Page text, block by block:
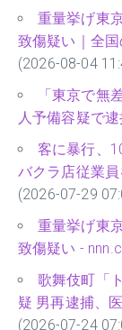
重量挙げ東
致傷疑い｜全
(2026-08-04
「東京で無
人予備容疑で
客に暴行、
バクラ店従業
(2026-07-29
重量挙げ東
致傷疑い -
歌舞伎町「
疑 男再逮捕、
(2026-07-24